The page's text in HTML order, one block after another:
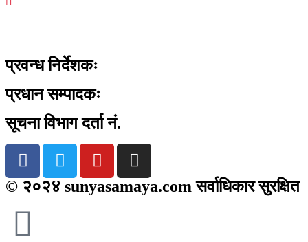
प्रवन्ध निर्देशकः
प्रधान सम्पादकः
सूचना विभाग दर्ता नं.
© २०२४ sunyasamaya.com सर्वाधिकार सुरक्षित